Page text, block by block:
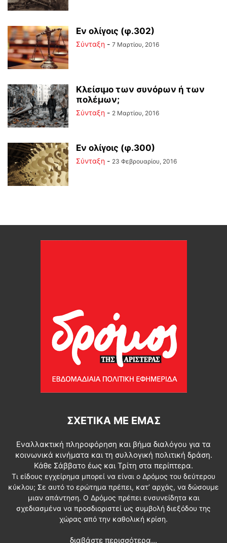
Εν ολίγοις (φ.302)
Σύνταξη - 7 Μαρτίου, 2016
Κλείσιμο των συνόρων ή των
πολέμων;
Σύνταξη - 2 Μαρτίου, 2016
Εν ολίγοις (φ.300)
Σύνταξη - 23 Φεβρουαρίου, 2016
ΣΧΕΤΙΚΆ ΜΕ ΕΜΆΣ
Εναλλακτική πληροφόρηση και βήμα διαλόγου για τα
κοινωνικά κινήματα και τη συλλογική πολιτική δράση.
Κάθε Σάββατο έως και Τρίτη στα περίπτερα.
Τι είδους εγχείρημα μπορεί να είναι ο Δρόμος του δεύτερου
κύκλου; Σε αυτό το ερώτημα πρέπει, κατ’ αρχάς, να δώσουμε
μιαν απάντηση. Ο Δρόμος πρέπει ενσυνείδητα και
σχεδιασμένα να προσδιοριστεί ως συμβολή διεξόδου της
χώρας από την καθολική κρίση.
διαβάστε περισσότερα...